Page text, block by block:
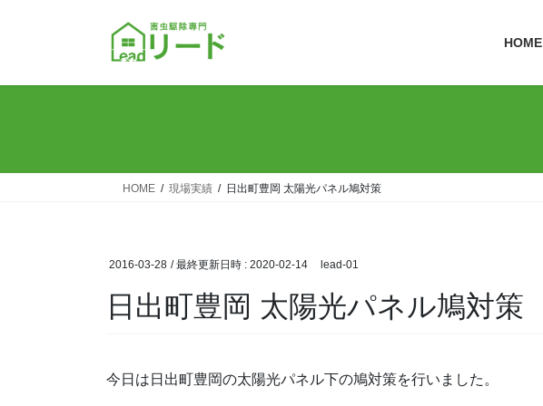
HOME
HOME 現場実績 日出町豊岡 太陽光パネル鳩対策
2016-03-28 / 最終更新日時 : 2020-02-14 lead-01
日出町豊岡 太陽光パネル鳩対策
今日は日出町豊岡の太陽光パネル下の鳩対策を行いました。